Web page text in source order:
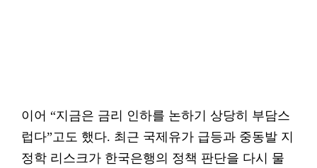
이어 “지금은 금리 인하를 논하기 상당히 부담스
럽다”고도 했다. 최근 국제유가 급등과 중동발 지
정학 리스크가 한국은행의 정책 판단을 다시 물